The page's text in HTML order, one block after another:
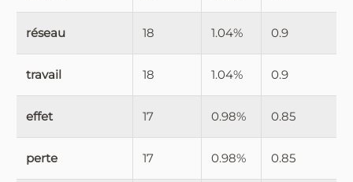
réseau 18 1.04% 0.9
travail 18 1.04% 0.9
effet 17 0.98% 0.85
perte 17 0.98% 0.85